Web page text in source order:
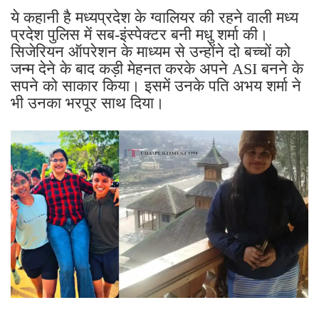
ये कहानी है मध्यप्रदेश के ग्वालियर की रहने वाली मध्य
प्रदेश पुलिस में सब-इंस्पेक्टर बनी मधु शर्मा की।
सिजेरियन ऑपरेशन के माध्यम से उन्होंने दो बच्चों को
जन्म देने के बाद कड़ी मेहनत करके अपने ASI बनने के
सपने को साकार किया। इसमें उनके पति अभय शर्मा ने
भी उनका भरपूर साथ दिया।